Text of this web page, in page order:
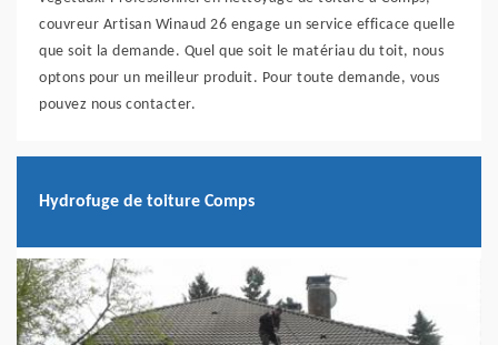
couvreur Artisan Winaud 26 engage un service efficace quelle
que soit la demande. Quel que soit le matériau du toit, nous
optons pour un meilleur produit. Pour toute demande, vous
pouvez nous contacter.
Hydrofuge de toiture Comps